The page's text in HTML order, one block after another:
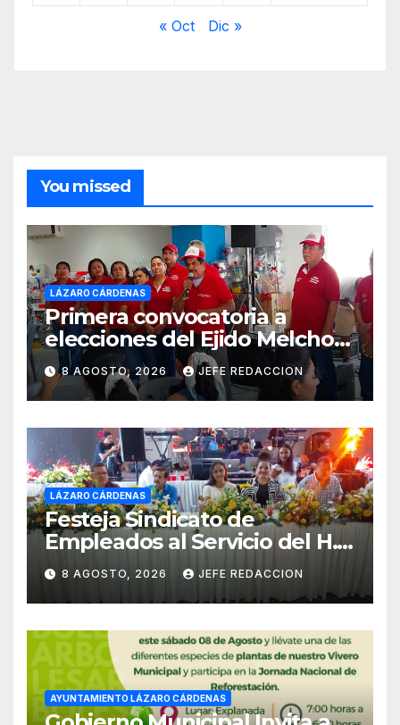
« Oct Dic »
You missed
LÁZARO CÁRDENAS
Primera convocatoria a
elecciones del Ejido Melchor
Ocampo en Lázaro Cárdenas
el domingo
8 AGOSTO, 2026 JEFE REDACCION
LÁZARO CÁRDENAS
Festeja Sindicato de
Empleados al Servicio del H.
Ayuntamiento de LZC Día del
Empleado Municipal
8 AGOSTO, 2026 JEFE REDACCION
AYUNTAMIENTO LÁZARO CÁRDENAS